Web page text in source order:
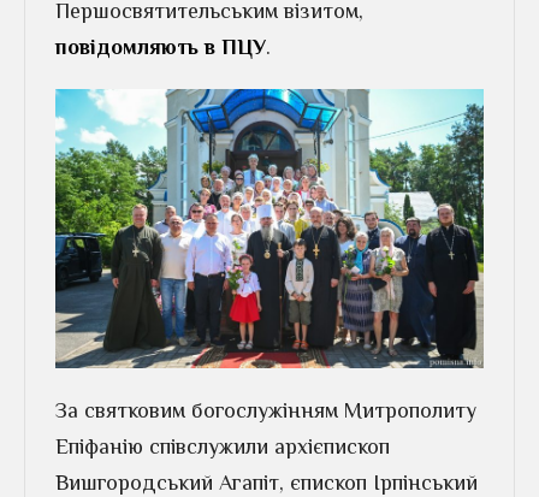
Першосвятительським візитом,
повідомляють в ПЦУ.
За святковим богослужінням Митрополиту
Епіфанію співслужили архієпископ
Вишгородський Агапіт, єпископ Ірпінський